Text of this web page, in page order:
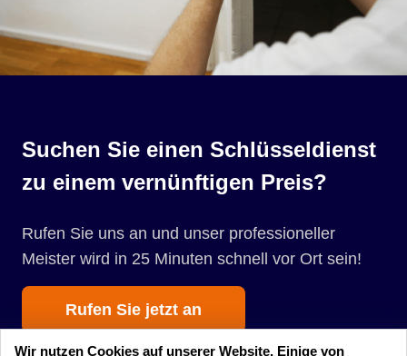
Suchen Sie einen Schlüsseldienst
zu einem vernünftigen Preis?
Rufen Sie uns an und unser professioneller
Meister wird in 25 Minuten schnell vor Ort sein!
Rufen Sie jetzt an
Wir nutzen Cookies auf unserer Website. Einige von